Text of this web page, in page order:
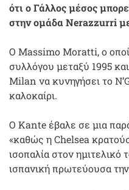
ότι ο Γάλλος μέσος
στην ομάδα Nerazzurri
Ο Massimo Moratti, ο
συλλόγου μεταξύ 1995
Milan να κυνηγήσει το
καλοκαίρι.
Ο Kante έβαλε σε μια
«καθώς η Chelsea
ισοπαλία στον
ισπανική πρωτεύουσα